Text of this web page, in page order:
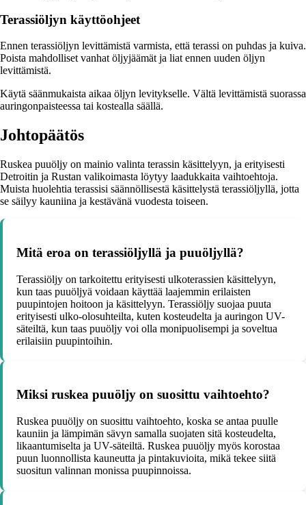
Terassiöljyn käyttöohjeet
Ennen terassiöljyn levittämistä varmista, että terassi on puhdas ja kuiva.
Poista mahdolliset vanhat öljyjäämät ja liat ennen uuden öljyn
levittämistä.
Käytä säänmukaista aikaa öljyn levitykselle. Vältä levittämistä suorassa
auringonpaisteessa tai kostealla säällä.
Johtopäätös
Ruskea puuöljy on mainio valinta terassin käsittelyyn, ja erityisesti
Detroitin ja Rustan valikoimasta löytyy laadukkaita vaihtoehtoja.
Muista huolehtia terassisi säännöllisestä käsittelystä terassiöljyllä, jotta
se säilyy kauniina ja kestävänä vuodesta toiseen.
Mitä eroa on terassiöljyllä ja puuöljyllä?
Terassiöljy on tarkoitettu erityisesti ulkoterassien käsittelyyn,
kun taas puuöljyä voidaan käyttää laajemmin erilaisten
puupintojen hoitoon ja käsittelyyn. Terassiöljy suojaa puuta
erityisesti ulko-olosuhteilta, kuten kosteudelta ja auringon UV-
säteiltä, kun taas puuöljy voi olla monipuolisempi ja soveltua
erilaisiin puupintoihin.
Miksi ruskea puuöljy on suosittu vaihtoehto?
Ruskea puuöljy on suosittu vaihtoehto, koska se antaa puulle
kauniin ja lämpimän sävyn samalla suojaten sitä kosteudelta,
likaantumiselta ja UV-säteiltä. Ruskea puuöljy myös korostaa
puun luonnollista kauneutta ja pintakuvioita, mikä tekee siitä
suositun valinnan monissa puupinnoissa.